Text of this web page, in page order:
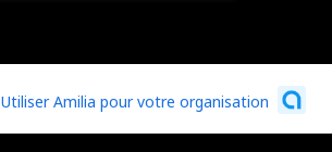
Utiliser Amilia pour votre organisation